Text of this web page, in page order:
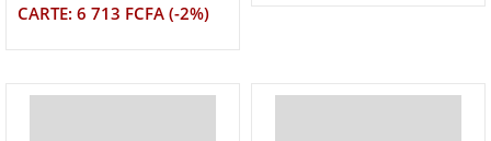
CARTE: 6 713 FCFA (-2%)